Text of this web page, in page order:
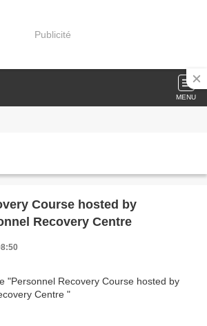
Publicité
MENU
Course hosted by
Recovery Centre